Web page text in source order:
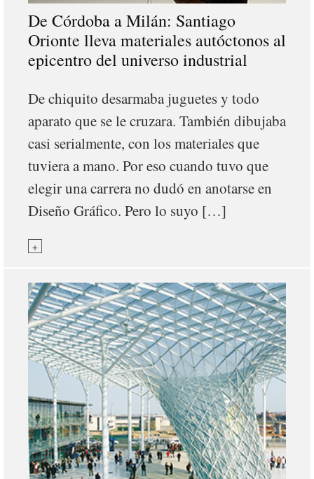
De Córdoba a Milán: Santiago
Orionte lleva materiales autóctonos al
epicentro del universo industrial
De chiquito desarmaba juguetes y todo
aparato que se le cruzara. También dibujaba
casi serialmente, con los materiales que
tuviera a mano. Por eso cuando tuvo que
elegir una carrera no dudó en anotarse en
Diseño Gráfico. Pero lo suyo […]
+